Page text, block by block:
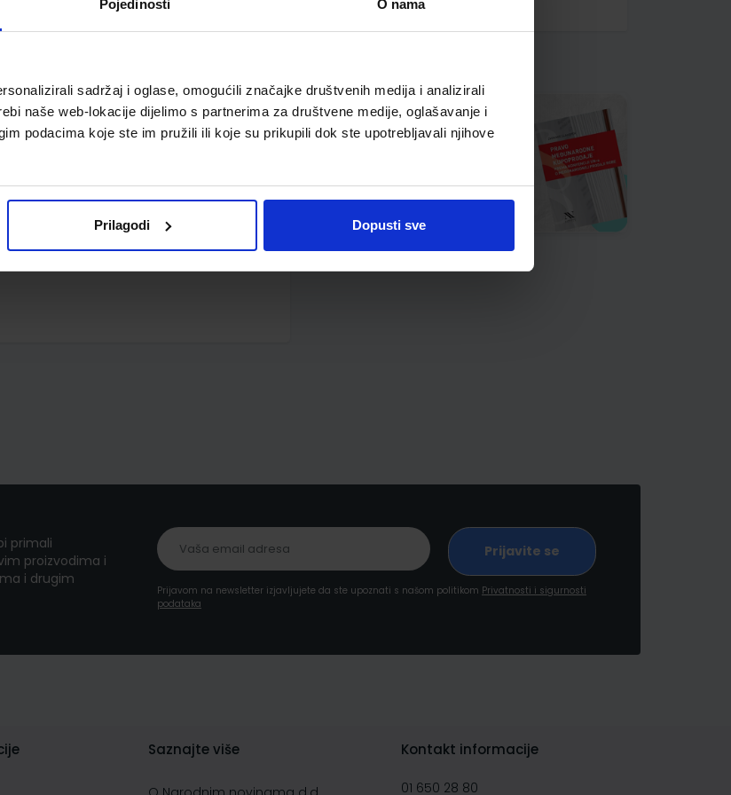
Pojedinosti O nama
sadržaj i oglase, omogućili značajke društvenih medija i analizirali
naše web-lokacije dijelimo s partnerima za društvene medije, oglašavanje i
podacima koje ste im pružili ili koje su prikupili dok ste upotrebljavali njihove
Prilagodi Dopusti sve
plastično tijelo olovke s gumiranim,
tinta; crna tinta je vodootporna; dugi
primali
proizvodima i
i drugim
Prijavom na newsletter izjavljujete da ste upoznati s našom politikom Privatnosti i sigurnosti
podataka
Saznajte više Kontakt informacije
01 650 28 80